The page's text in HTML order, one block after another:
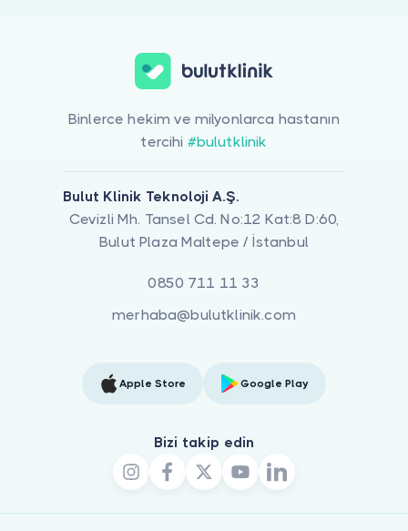
Binlerce hekim ve milyonlarca hastanın
tercihi #bulutklinik
Bulut Klinik Teknoloji A.Ş.
Cevizli Mh. Tansel Cd. No:12 Kat:8 D:60,
Bulut Plaza Maltepe / İstanbul
0850 711 11 33
merhaba@bulutklinik.com
Apple Store Google Play
Bizi takip edin